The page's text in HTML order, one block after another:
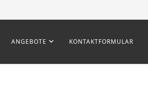
ANGEBOTE KONTAKTFORMULAR